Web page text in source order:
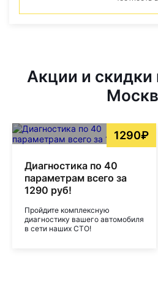
Акции и скидки
1290₽
Диагностика по 40
параметрам всего за
1290 руб!
Пройдите комплексную
диагностику вашего автомобиля
в сети наших СТО!